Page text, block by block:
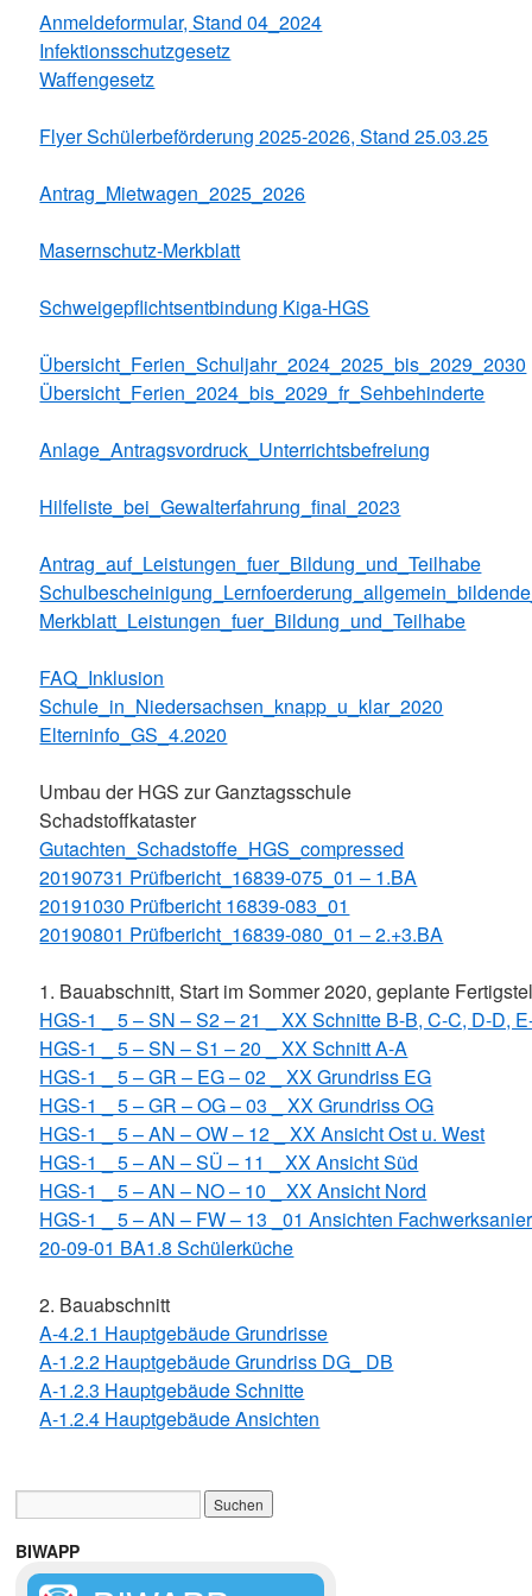
Anmeldeformular, Stand 04_2024
Infektionsschutzgesetz
Waffengesetz
Flyer Schülerbeförderung 2025-2026, Stand 25.03.25
Antrag_Mietwagen_2025_2026
Masernschutz-Merkblatt
Schweigepflichtsentbindung Kiga-HGS
Übersicht_Ferien_Schuljahr_2024_2025_bis_2029_2030
Übersicht_Ferien_2024_bis_2029_fr_Sehbehinderte
Anlage_Antragsvordruck_Unterrichtsbefreiung
Hilfeliste_bei_Gewalterfahrung_final_2023
Antrag_auf_Leistungen_fuer_Bildung_und_Teilhabe
Merkblatt_Leistungen_fuer_Bildung_und_Teilhabe
FAQ_Inklusion
Schule_in_Niedersachsen_knapp_u_klar_2020
Elterninfo_GS_4.2020
Umbau der HGS zur Ganztagsschule
Schadstoffkataster
Gutachten_Schadstoffe_HGS_compressed
20190731 Prüfbericht_16839-075_01 – 1.BA
20191030 Prüfbericht 16839-083_01
20190801 Prüfbericht_16839-080_01 – 2.+3.BA
1. Bauabschnitt, Start im Sommer 2020, geplante
HGS-1 _ 5 – SN – S2 – 21 _ XX Schnitte B-B, C-C, D-D,
HGS-1 _ 5 – SN – S1 – 20 _ XX Schnitt A-A
HGS-1 _ 5 – GR – EG – 02 _ XX Grundriss EG
HGS-1 _ 5 – GR – OG – 03 _ XX Grundriss OG
HGS-1 _ 5 – AN – OW – 12 _ XX Ansicht Ost u. West
HGS-1 _ 5 – AN – SÜ – 11 _ XX Ansicht Süd
HGS-1 _ 5 – AN – NO – 10 _ XX Ansicht Nord
HGS-1 _ 5 – AN – FW – 13 _01 Ansichten
20-09-01 BA1.8 Schülerküche
2. Bauabschnitt
A-4.2.1 Hauptgebäude Grundrisse
A-1.2.2 Hauptgebäude Grundriss DG_ DB
A-1.2.3 Hauptgebäude Schnitte
A-1.2.4 Hauptgebäude Ansichten
BIWAPP